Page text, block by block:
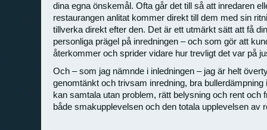
dina egna önskemål. Ofta går det till så att inredaren
restaurangen anlitat kommer direkt till dem med sin
tillverka direkt efter den. Det är ett utmärkt sätt att få
personliga prägel på inredningen – och som gör att
återkommer och sprider vidare hur trevligt det var på
Och – som jag nämnde i inledningen – jag är helt
genomtänkt och trivsam inredning, bra bullerdämpning
kan samtala utan problem, rätt belysning och rent och
både smakupplevelsen och den totala upplevelsen av